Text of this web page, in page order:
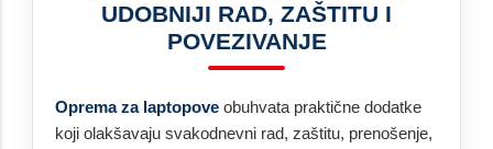
UDOBNIJI RAD, ZAŠTITU I
POVEZIVANJE
Oprema za laptopove obuhvata praktične dodatke
koji olakšavaju svakodnevni rad, zaštitu, prenošenje,